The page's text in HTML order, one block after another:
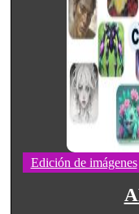
Edición de imágenes